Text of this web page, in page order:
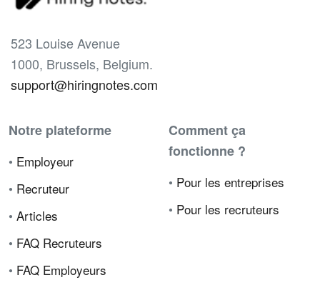
523 Louise Avenue
1000, Brussels, Belgium.
support@hiringnotes.com
Notre plateforme
• Employeur
• Recruteur
• Articles
• FAQ Recruteurs
• FAQ Employeurs
Comment ça
fonctionne ?
• Pour les entreprises
• Pour les recruteurs